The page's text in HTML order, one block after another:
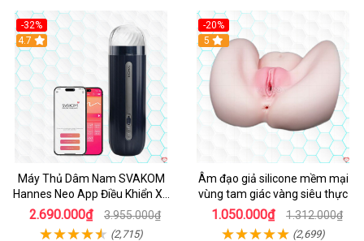
-32%
Hot
4.7
Máy Thủ Dâm Nam SVAKOM
Hannes Neo App Điều Khiển Xa
Cao Cấp
2.690.000₫ 3.955.000₫
(2,715)
-20%
Hot
5
Âm đạo giả silicone mềm mại
vùng tam giác vàng siêu thực
1.050.000₫ 1.312.000₫
(2,699)